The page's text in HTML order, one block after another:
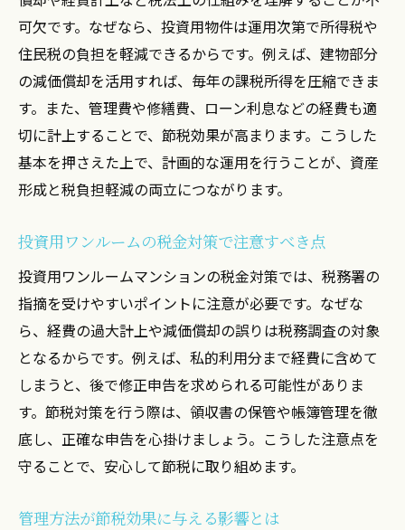
投資用ワンルームの管理が節税に直結する
理由
効率的な運用で税金負担を減らすポイント
節税目的の運用で失敗しやすい注意点
管理体制による税金対策の実践例と効果
ワンルームマンション投資で役立つ節税シ
ミュレーション
関西や関東で賢く活かす節税シミュレーション
術
関西・関東のワンルーム管理で節税シミュ
レーション活用
投資用物件ごとの節税効果を実例で比較
ワンルームマンション運用に役立つ税金計
算方法
節税シミュレーションで見落としがちなポ
関西・関東で違いが出る節税対策の実態
可欠です。なぜなら、投資用物件は運用次第で所得税や
住民税の負担を軽減できるからです。例えば、建物部分
の減価償却を活用すれば、毎年の課税所得を圧縮できま
す。また、管理費や修繕費、ローン利息などの経費も適
切に計上することで、節税効果が高まります。こうした
基本を押さえた上で、計画的な運用を行うことが、資産
形成と税負担軽減の両立につながります。
投資用ワンルームの税金対策で注意すべき点
投資用ワンルームマンションの税金対策では、税務署の
指摘を受けやすいポイントに注意が必要です。なぜな
ら、経費の過大計上や減価償却の誤りは税務調査の対象
となるからです。例えば、私的利用分まで経費に含めて
しまうと、後で修正申告を求められる可能性がありま
す。節税対策を行う際は、領収書の保管や帳簿管理を徹
底し、正確な申告を心掛けましょう。こうした注意点を
守ることで、安心して節税に取り組めます。
管理方法が節税効果に与える影響とは